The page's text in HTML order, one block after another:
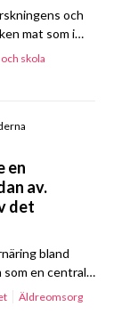
och
mat som i
När
Kost
skola
en
av.
det
bland
en central
offentliga
när partiet
Äldreomsorg